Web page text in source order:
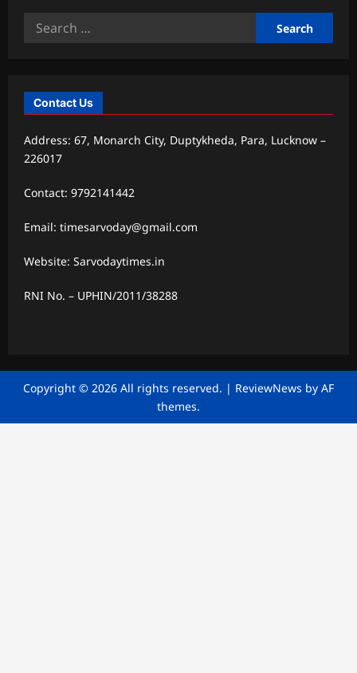
Search
Contact Us
Address: 67, Monarch City, Duptykheda, Para, Lucknow –
226017
Contact: 9792141442
Email: timesarvoday@gmail.com
Website: Sarvodaytimes.in
RNI No. – UPHIN/2011/38288
Copyright © 2026 All rights reserved. | ReviewNews by AF
themes.